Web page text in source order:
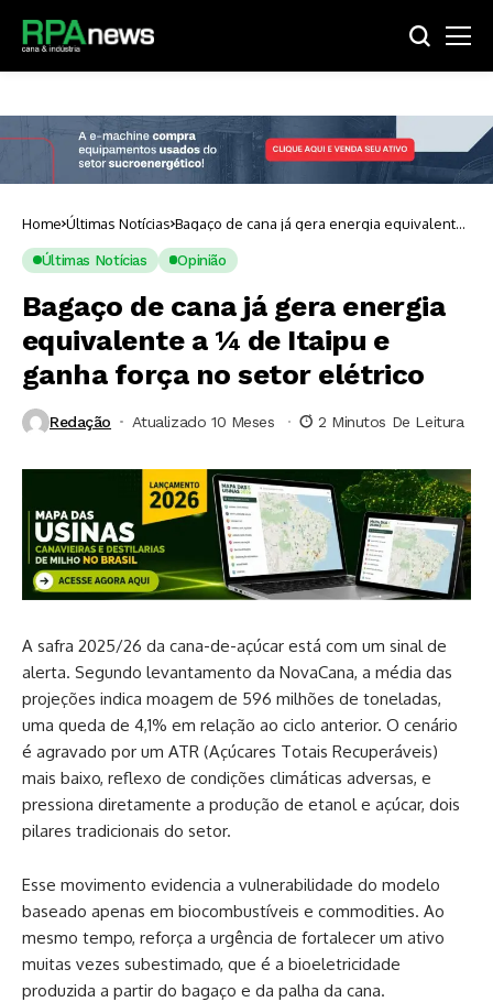
Home Últimas Notícias Bagaço de cana já gera energia equivalente
a ¼ de Itaipu e ganha força no setor elétrico
Últimas Notícias Opinião
Bagaço de cana já gera energia
equivalente a ¼ de Itaipu e
ganha força no setor elétrico
Redação Atualizado 10 Meses ⁮ 2 Minutos De Leitura
A safra 2025/26 da cana-de-açúcar está com um sinal de
alerta. Segundo levantamento da NovaCana, a média das
projeções indica moagem de 596 milhões de toneladas,
uma queda de 4,1% em relação ao ciclo anterior. O cenário
é agravado por um ATR (Açúcares Totais Recuperáveis)
mais baixo, reflexo de condições climáticas adversas, e
pressiona diretamente a produção de etanol e açúcar, dois
pilares tradicionais do setor.
Esse movimento evidencia a vulnerabilidade do modelo
baseado apenas em biocombustíveis e commodities. Ao
mesmo tempo, reforça a urgência de fortalecer um ativo
muitas vezes subestimado, que é a bioeletricidade
produzida a partir do bagaço e da palha da cana.